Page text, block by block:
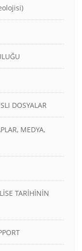
DOSYALAR
MEDYA,
TARİHİNİN